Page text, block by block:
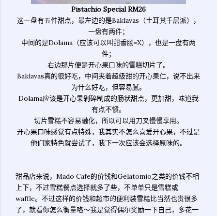
Pistachio Special RM26
这一盘有五件甜点，最左边的是Baklavas（土耳其千层派），
一盘有两件；
中间的是Dolama（应该可以叫甜香肠=X），也是一盘有两
件；
右边那片便是开心果口味的雪糕切片了。
Baklavas真的很好吃，中间夹着超级甜的开心果仁，说不出来
为什么好吃，但容易腻。
Dolama应该是开心果剁碎制成的肠状甜点，更加甜，味道我
有点不惯。
切片雪糕不容易融化，所以可以用刀叉慢慢享用。
开心果口味感觉有点特殊，我其实不怎么喜爱开心果，不过是
他们家特色就尝试了，我下一次应该会选择原味的。
甜品店来说，Mado Cafe的价钱和Gelatomio之类的价钱不相
上下，不过雪糕餐点选择就多了些，不单单只是雪糕或
waffle。不过这样的价钱和超市的便利装雪糕比当然也贵很多
了，就看你怎么衡量咯～我是觉得偶尔奖励一下自己，多花一